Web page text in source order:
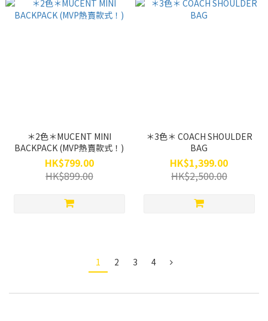
＊2色＊MUCENT MINI
BACKPACK (MVP熱賣款式！)
HK$799.00
HK$899.00
＊3色＊ COACH SHOULDER
BAG
HK$1,399.00
HK$2,500.00
1 2 3 4